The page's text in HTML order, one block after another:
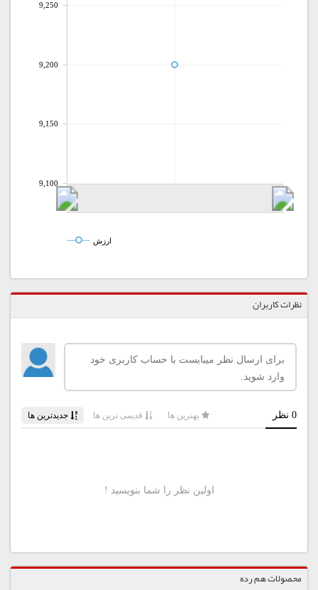
9,100
9,150
9,200
9,250
ارزش
نظرات کاربران
محصولات هم رده